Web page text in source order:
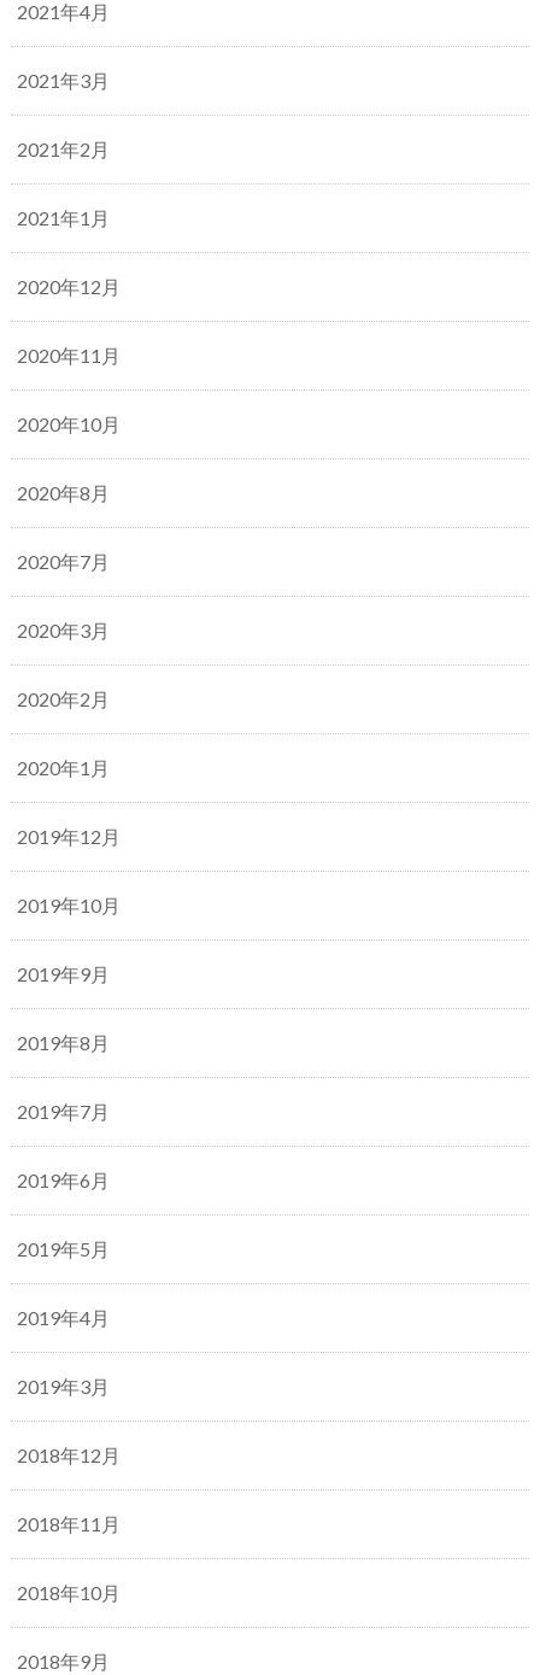
2021年4月
2021年3月
2021年2月
2021年1月
2020年12月
2020年11月
2020年10月
2020年8月
2020年7月
2020年3月
2020年2月
2020年1月
2019年12月
2019年10月
2019年9月
2019年8月
2019年7月
2019年6月
2019年5月
2019年4月
2019年3月
2018年12月
2018年11月
2018年10月
2018年9月